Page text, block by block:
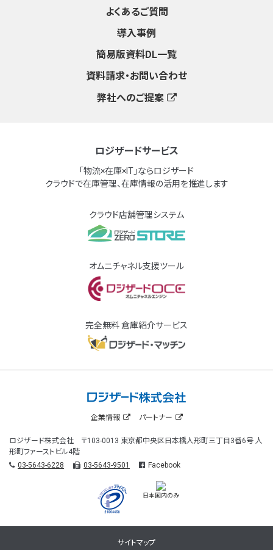
よくあるご質問
導入事例
簡易版資料DL一覧
資料請求・お問い合わせ
弊社へのご提案
ロジザードサービス
「物流×在庫×IT」ならロジザード
クラウドで在庫管理、在庫情報の活用を推進します
クラウド店舗管理システム
オムニチャネル支援ツール
完全無料 倉庫紹介サービス
企業情報 パートナー
ロジザード株式会社 〒103-0013 東京都中央区日本橋人形町三丁目3番6号 人
形町ファーストビル4階
03-5643-6228
03-5643-9501 Facebook
日本国内のみ
サイトマップ